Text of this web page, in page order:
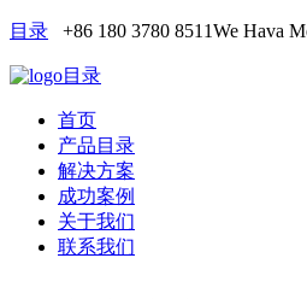
目录 +86 180 3780 8511We Hava
目录
首页
产品目录
解决方案
成功案例
关于我们
联系我们